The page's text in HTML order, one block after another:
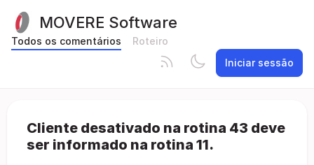
MOVERE Software
Todos os comentários
Roteiro
Iniciar sessão
Cliente desativado na rotina 43 deve
ser informado na rotina 11.